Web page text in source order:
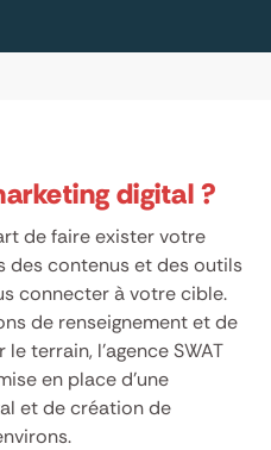
digital ?
de faire exister votre
des contenus et des outils
connecter à votre cible.
de renseignement et de
terrain, l’agence SWAT
en place d’une
et de création de